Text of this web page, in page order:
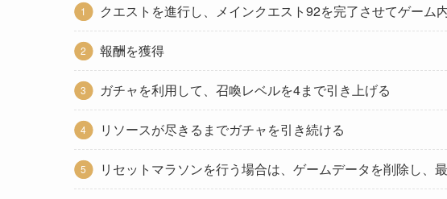
クエストを進行し、メインクエスト92を完了させてゲーム
報酬を獲得
ガチャを利用して、召喚レベルを4まで引き上げる
リソースが尽きるまでガチャを引き続ける
リセットマラソンを行う場合は、ゲームデータを削除し、